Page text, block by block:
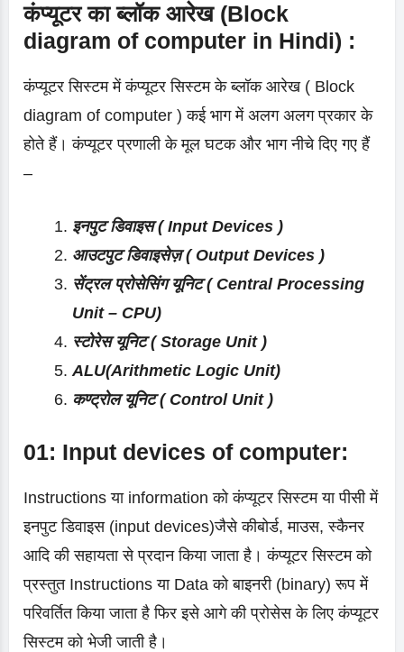
कंप्यूटर का ब्लॉक आरेख (Block
diagram of computer in Hindi) :
कंप्यूटर सिस्टम में कंप्यूटर सिस्टम के ब्लॉक आरेख ( Block
diagram of computer ) कई भाग में अलग अलग प्रकार के
होते हैं। कंप्यूटर प्रणाली के मूल घटक और भाग नीचे दिए गए हैं
–
इनपुट डिवाइस ( Input Devices )
आउटपुट डिवाइसेज़ ( Output Devices )
सेंट्रल प्रोसेसिंग यूनिट ( Central Processing
Unit – CPU)
स्टोरेस यूनिट ( Storage Unit )
ALU(Arithmetic Logic Unit)
कण्ट्रोल यूनिट ( Control Unit )
01: Input devices of computer:
Instructions या information को कंप्यूटर सिस्टम या पीसी में
इनपुट डिवाइस (input devices)जैसे कीबोर्ड, माउस, स्कैनर
आदि की सहायता से प्रदान किया जाता है। कंप्यूटर सिस्टम को
प्रस्तुत Instructions या Data को बाइनरी (binary) रूप में
परिवर्तित किया जाता है फिर इसे आगे की प्रोसेस के लिए कंप्यूटर
सिस्टम को भेजी जाती है।